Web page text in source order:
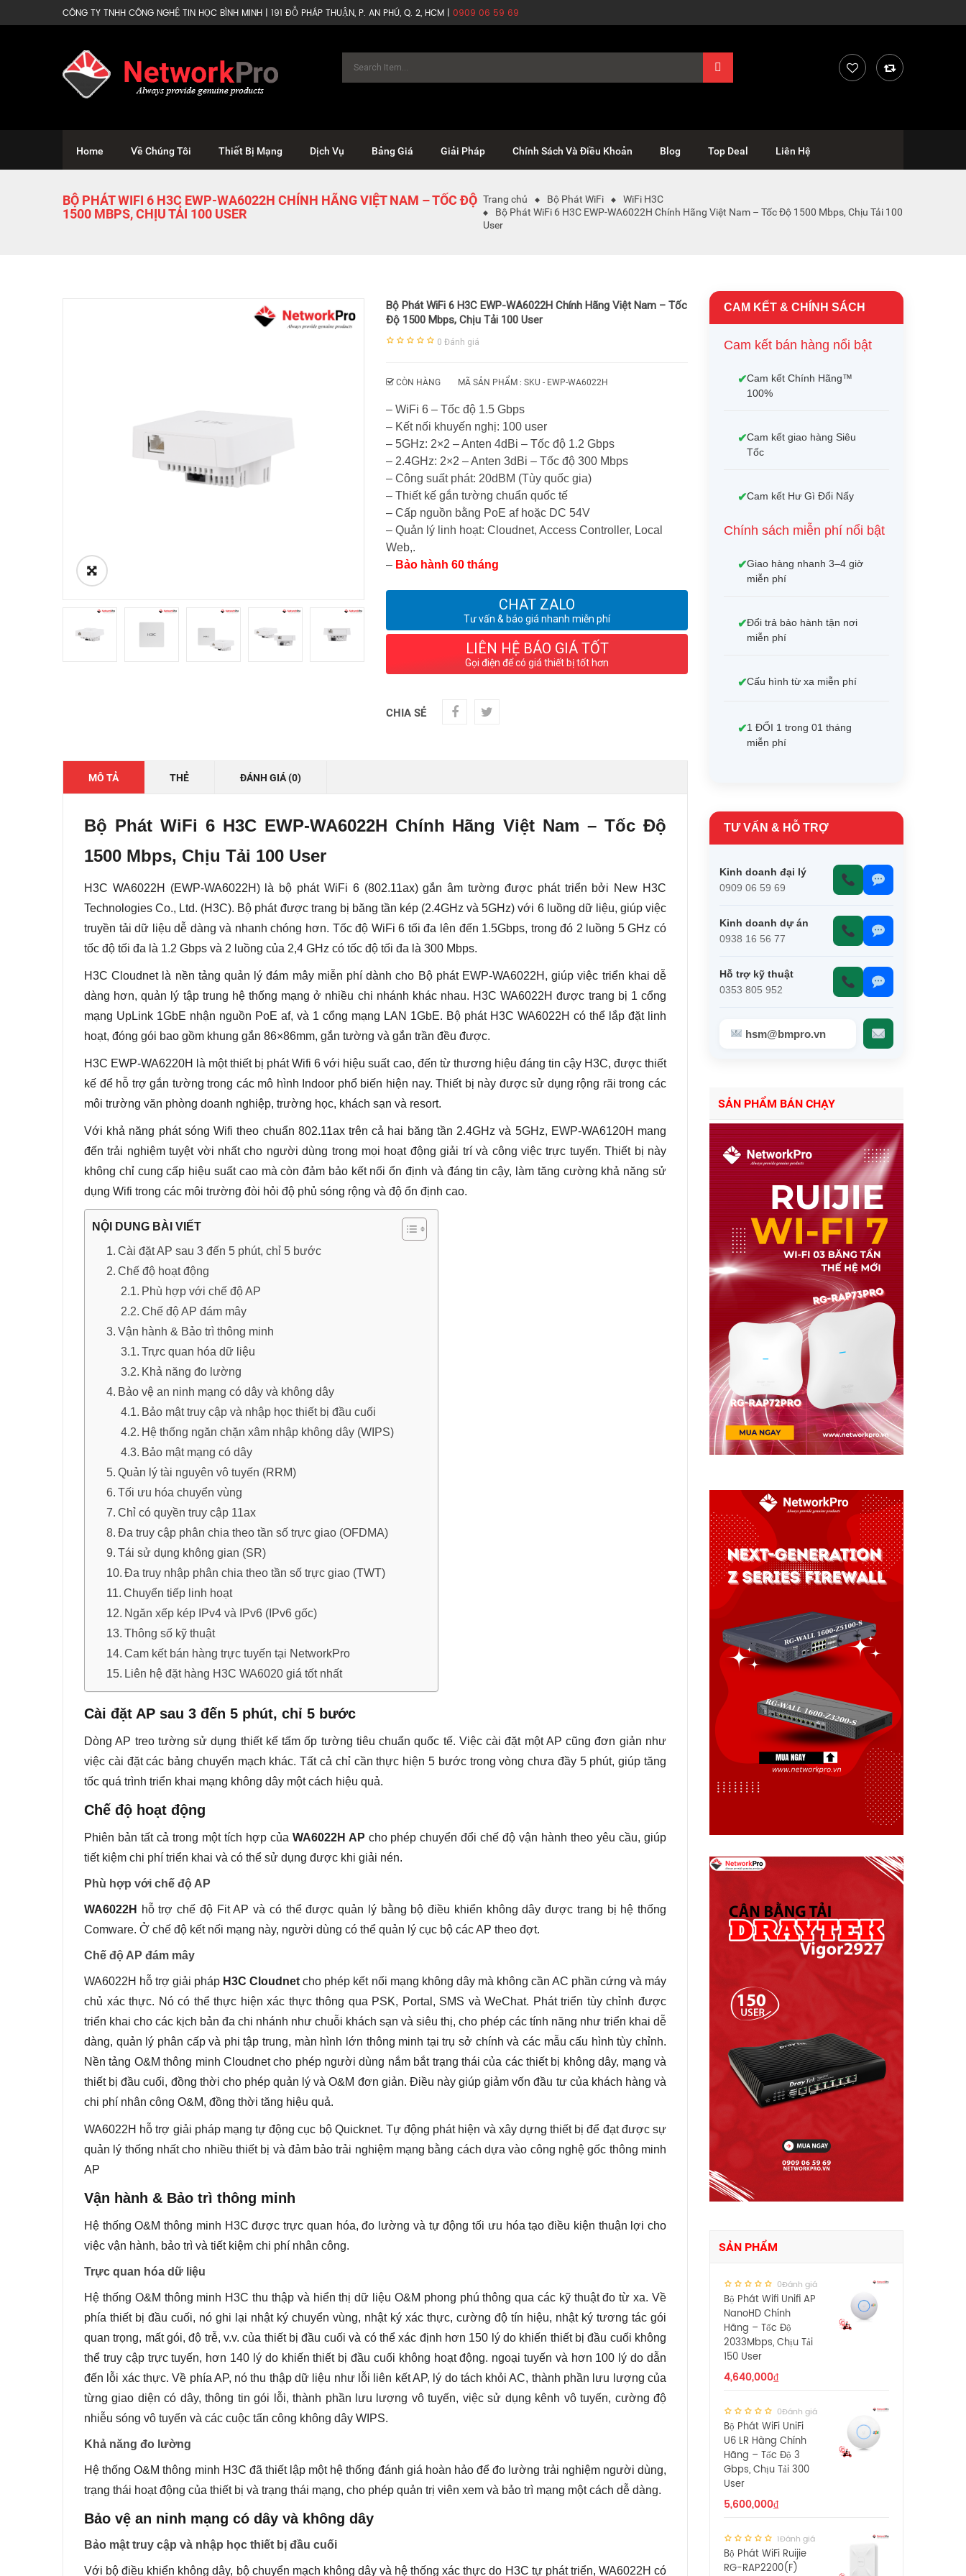
CÔNG TY TNHH CÔNG NGHỆ TIN HỌC BÌNH MINH | 191 ĐỖ PHÁP THUẬN, P. AN PHÚ, Q. 2, HCM | 0909 06 59 69
Home Về Chúng Tôi Thiết Bị Mạng Dịch Vụ Bảng Giá Giải Pháp Chính Sách Và Điều Khoản Blog Top Deal Liên Hệ
BỘ PHÁT WIFI 6 H3C EWP-WA6022H CHÍNH HÃNG VIỆT NAM – TỐC ĐỘ
1500 MBPS, CHỊU TẢI 100 USER
Trang chủ Bộ Phát WiFi
WiFi H3C
Bộ Phát WiFi 6 H3C EWP-WA6022H Chính Hãng Việt Nam – Tốc Độ 1500 Mbps, Chịu Tải 100
User
Bộ Phát WiFi 6 H3C EWP-WA6022H Chính Hãng Việt Nam – Tốc
Độ 1500 Mbps, Chịu Tải 100 User
0 Đánh giá
CÒN HÀNG MÃ SẢN PHẨM : SKU - EWP-WA6022H
– WiFi 6 – Tốc độ 1.5 Gbps
– Kết nối khuyến nghị: 100 user
– 5GHz: 2×2 – Anten 4dBi – Tốc độ 1.2 Gbps
– 2.4GHz: 2×2 – Anten 3dBi – Tốc độ 300 Mbps
– Công suất phát: 20dBM (Tùy quốc gia)
– Thiết kế gắn tường chuẩn quốc tế
– Cấp nguồn bằng PoE af hoặc DC 54V
– Quản lý linh hoạt: Cloudnet, Access Controller, Local
Web,.
– Bảo hành 60 tháng
CHAT ZALO
Tư vấn & báo giá nhanh miễn phí
LIÊN HỆ BÁO GIÁ TỐT
Gọi điện để có giá thiết bị tốt hơn
CHIA SẺ
MÔ TẢ THẺ ĐÁNH GIÁ (0)
Bộ Phát WiFi 6 H3C EWP-WA6022H Chính Hãng Việt Nam – Tốc Độ
1500 Mbps, Chịu Tải 100 User
H3C WA6022H (EWP-WA6022H) là bộ phát WiFi 6 (802.11ax) gắn âm tường được phát triển bởi New H3C
Technologies Co., Ltd. (H3C). Bộ phát được trang bị băng tần kép (2.4GHz và 5GHz) với 6 luồng dữ liệu, giúp việc
truyền tải dữ liệu dễ dàng và nhanh chóng hơn. Tốc độ WiFi 6 tối đa lên đến 1.5Gbps, trong đó 2 luồng 5 GHz có
tốc độ tối đa là 1.2 Gbps và 2 luồng của 2,4 GHz có tốc độ tối đa là 300 Mbps.
H3C Cloudnet là nền tảng quản lý đám mây miễn phí dành cho Bộ phát EWP-WA6022H, giúp việc triển khai dễ
dàng hơn, quản lý tập trung hệ thống mạng ở nhiều chi nhánh khác nhau. H3C WA6022H được trang bị 1 cổng
mạng UpLink 1GbE nhận nguồn PoE af, và 1 cổng mạng LAN 1GbE. Bộ phát H3C WA6022H có thể lắp đặt linh
hoạt, đóng gói bao gồm khung gắn 86×86mm, gắn tường và gắn trần đều được.
H3C EWP-WA6220H là một thiết bị phát Wifi 6 với hiệu suất cao, đến từ thương hiệu đáng tin cậy H3C, được thiết
kế để hỗ trợ gắn tường trong các mô hình Indoor phổ biến hiện nay. Thiết bị này được sử dụng rộng rãi trong các
môi trường văn phòng doanh nghiệp, trường học, khách sạn và resort.
Với khả năng phát sóng Wifi theo chuẩn 802.11ax trên cả hai băng tần 2.4GHz và 5GHz, EWP-WA6120H mang
đến trải nghiệm tuyệt vời nhất cho người dùng trong mọi hoạt động giải trí và công việc trực tuyến. Thiết bị này
không chỉ cung cấp hiệu suất cao mà còn đảm bảo kết nối ổn định và đáng tin cậy, làm tăng cường khả năng sử
dụng Wifi trong các môi trường đòi hỏi độ phủ sóng rộng và độ ổn định cao.
NỘI DUNG BÀI VIẾT
Cài đặt AP sau 3 đến 5 phút, chỉ 5 bước
Chế độ hoạt động
Phù hợp với chế độ AP
Chế độ AP đám mây
Vận hành & Bảo trì thông minh
Trực quan hóa dữ liệu
Khả năng đo lường
Bảo vệ an ninh mạng có dây và không dây
Bảo mật truy cập và nhập học thiết bị đầu cuối
Hệ thống ngăn chặn xâm nhập không dây (WIPS)
Bảo mật mạng có dây
Quản lý tài nguyên vô tuyến (RRM)
Tối ưu hóa chuyển vùng
Chỉ có quyền truy cập 11ax
Đa truy cập phân chia theo tần số trực giao (OFDMA)
Tái sử dụng không gian (SR)
Đa truy nhập phân chia theo tần số trực giao (TWT)
Chuyển tiếp linh hoạt
Ngăn xếp kép IPv4 và IPv6 (IPv6 gốc)
Thông số kỹ thuật
Cam kết bán hàng trực tuyến tại NetworkPro
Liên hệ đặt hàng H3C WA6020 giá tốt nhất
Cài đặt AP sau 3 đến 5 phút, chỉ 5 bước
Dòng AP treo tường sử dụng thiết kế tấm ốp tường tiêu chuẩn quốc tế. Việc cài đặt một AP cũng đơn giản như
việc cài đặt các bảng chuyển mạch khác. Tất cả chỉ cần thực hiện 5 bước trong vòng chưa đầy 5 phút, giúp tăng
tốc quá trình triển khai mạng không dây một cách hiệu quả.
Chế độ hoạt động
Phiên bản tất cả trong một tích hợp của WA6022H AP cho phép chuyển đổi chế độ vận hành theo yêu cầu, giúp
tiết kiệm chi phí triển khai và có thể sử dụng được khi giải nén.
Phù hợp với chế độ AP
WA6022H
hỗ trợ chế độ Fit AP và có thể được quản lý bằng bộ điều khiển không dây được trang bị hệ thống
Comware. Ở chế độ kết nối mạng này, người dùng có thể quản lý cục bộ các AP theo đợt.
Chế độ AP đám mây
WA6022H hỗ trợ giải pháp H3C Cloudnet cho phép kết nối mạng không dây mà không cần AC phần cứng và máy
chủ xác thực. Nó có thể thực hiện xác thực thông qua PSK, Portal, SMS và WeChat. Phát triển tùy chỉnh được
triển khai cho các kịch bản đa chi nhánh như chuỗi khách sạn và siêu thị, cho phép các tính năng như triển khai dễ
dàng, quản lý phân cấp và phi tập trung, màn hình lớn thông minh tại trụ sở chính và các mẫu cấu hình tùy chỉnh.
Nền tảng O&M thông minh Cloudnet cho phép người dùng nắm bắt trạng thái của các thiết bị không dây, mạng và
thiết bị đầu cuối, đồng thời cho phép quản lý và O&M đơn giản. Điều này giúp giảm vốn đầu tư của khách hàng và
chi phí nhân công O&M, đồng thời tăng hiệu quả.
WA6022H hỗ trợ giải pháp mạng tự động cục bộ Quicknet. Tự động phát hiện và xây dựng thiết bị để đạt được sự
quản lý thống nhất cho nhiều thiết bị và đảm bảo trải nghiệm mạng bằng cách dựa vào công nghệ gốc thông minh
AP
Vận hành & Bảo trì thông minh
Hệ thống O&M thông minh H3C được trực quan hóa, đo lường và tự động tối ưu hóa tạo điều kiện thuận lợi cho
việc vận hành, bảo trì và tiết kiệm chi phí nhân công.
Trực quan hóa dữ liệu
Hệ thống O&M thông minh H3C thu thập và hiển thị dữ liệu O&M phong phú thông qua các kỹ thuật đo từ xa. Về
phía thiết bị đầu cuối, nó ghi lại nhật ký chuyển vùng, nhật ký xác thực, cường độ tín hiệu, nhật ký tương tác gói
quan trọng, mất gói, độ trễ, v.v. của thiết bị đầu cuối và có thể xác định hơn 150 lý do khiến thiết bị đầu cuối không
thể truy cập trực tuyến, hơn 140 lý do khiến thiết bị đầu cuối không hoạt động. ngoại tuyến và hơn 100 lý do dẫn
đến lỗi xác thực. Về phía AP, nó thu thập dữ liệu như lỗi liên kết AP, lý do tách khỏi AC, thành phần lưu lượng của
từng giao diện có dây, thông tin gói lỗi, thành phần lưu lượng vô tuyến, việc sử dụng kênh vô tuyến, cường độ
nhiễu sóng vô tuyến và các cuộc tấn công không dây WIPS.
Khả năng đo lường
Hệ thống O&M thông minh H3C đã thiết lập một hệ thống đánh giá hoàn hảo để đo lường trải nghiệm người dùng,
trạng thái hoạt động của thiết bị và trạng thái mạng, cho phép quản trị viên xem và bảo trì mạng một cách dễ dàng.
Bảo vệ an ninh mạng có dây và không dây
Bảo mật truy cập và nhập học thiết bị đầu cuối
Với bộ điều khiển không dây, bộ chuyển mạch không dây và hệ thống xác thực do H3C tự phát triển, WA6022H có
CAM KẾT & CHÍNH SÁCH
Cam kết bán hàng nổi bật
Cam kết Chính Hãng™
100%
Cam kết giao hàng Siêu
Tốc
Cam kết Hư Gì Đổi Nấy
Chính sách miễn phí nổi bật
Giao hàng nhanh 3–4 giờ
miễn phí
Đổi trả bảo hành tận nơi
miễn phí
Cấu hình từ xa miễn phí
1 ĐỔI 1 trong 01 tháng
miễn phí
TƯ VẤN & HỖ TRỢ
Kinh doanh đại lý
0909 06 59 69
Kinh doanh dự án
0938 16 56 77
Hỗ trợ kỹ thuật
0353 805 952
hsm@bmpro.vn
SẢN PHẨM BÁN CHẠY
SẢN PHẨM
0Đánh giá
Bộ Phát Wifi Unifi AP
NanoHD Chính
Hãng – Tốc Độ
2033Mbps, Chịu Tải
150 User
4,640,000₫
0Đánh giá
Bộ Phát WiFi UniFi
U6 LR Hàng Chính
Hãng – Tốc Độ 3
Gbps, Chịu Tải 300
User
5,600,000₫
1Đánh giá
Bộ Phát WiFi Ruijie
RG-RAP2200(F)